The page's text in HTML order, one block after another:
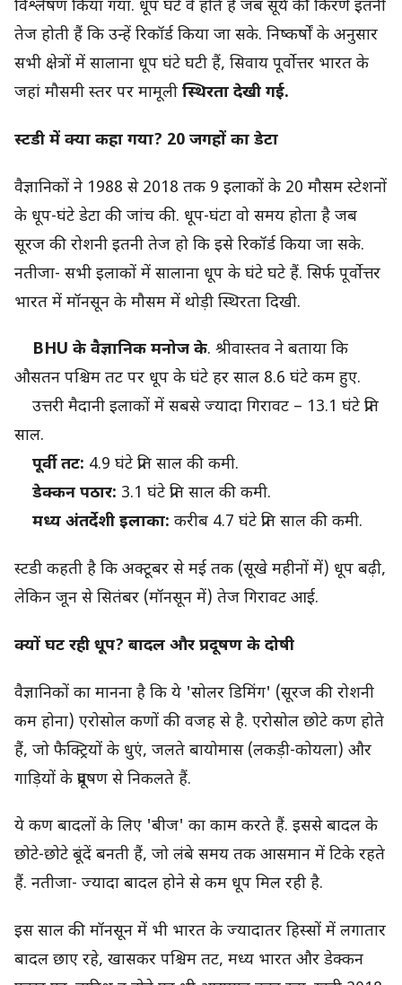
विश्लेषण किया गया. धूप घंटे वे होते हैं जब सूर्य की किरणें इतनी
तेज होती हैं कि उन्हें रिकॉर्ड किया जा सके. निष्कर्षों के अनुसार
सभी क्षेत्रों में सालाना धूप घंटे घटी हैं, सिवाय पूर्वोत्तर भारत के
जहां मौसमी स्तर पर मामूली स्थिरता देखी गई.
स्टडी में क्या कहा गया? 20 जगहों का डेटा
वैज्ञानिकों ने 1988 से 2018 तक 9 इलाकों के 20 मौसम स्टेशनों
के धूप-घंटे डेटा की जांच की. धूप-घंटा वो समय होता है जब
सूरज की रोशनी इतनी तेज हो कि इसे रिकॉर्ड किया जा सके.
नतीजा- सभी इलाकों में सालाना धूप के घंटे घटे हैं. सिर्फ पूर्वोत्तर
भारत में मॉनसून के मौसम में थोड़ी स्थिरता दिखी.
BHU के वैज्ञानिक मनोज के. श्रीवास्तव ने बताया कि
औसतन पश्चिम तट पर धूप के घंटे हर साल 8.6 घंटे कम हुए.
उत्तरी मैदानी इलाकों में सबसे ज्यादा गिरावट – 13.1 घंटे प्रति
साल.
पूर्वी तट: 4.9 घंटे प्रति साल की कमी.
डेक्कन पठार: 3.1 घंटे प्रति साल की कमी.
मध्य अंतर्देशी इलाका: करीब 4.7 घंटे प्रति साल की कमी.
स्टडी कहती है कि अक्टूबर से मई तक (सूखे महीनों में) धूप बढ़ी,
लेकिन जून से सितंबर (मॉनसून में) तेज गिरावट आई.
क्यों घट रही धूप? बादल और प्रदूषण के दोषी
वैज्ञानिकों का मानना है कि ये 'सोलर डिमिंग' (सूरज की रोशनी
कम होना) एरोसोल कणों की वजह से है. एरोसोल छोटे कण होते
हैं, जो फैक्ट्रियों के धुएं, जलते बायोमास (लकड़ी-कोयला) और
गाड़ियों के प्रदूषण से निकलते हैं.
ये कण बादलों के लिए 'बीज' का काम करते हैं. इससे बादल के
छोटे-छोटे बूंदें बनती हैं, जो लंबे समय तक आसमान में टिके रहते
हैं. नतीजा- ज्यादा बादल होने से कम धूप मिल रही है.
इस साल की मॉनसून में भी भारत के ज्यादातर हिस्सों में लगातार
बादल छाए रहे, खासकर पश्चिम तट, मध्य भारत और डेक्कन